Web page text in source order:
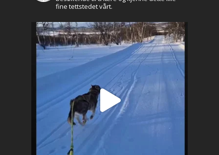
fine tettstedet vårt.